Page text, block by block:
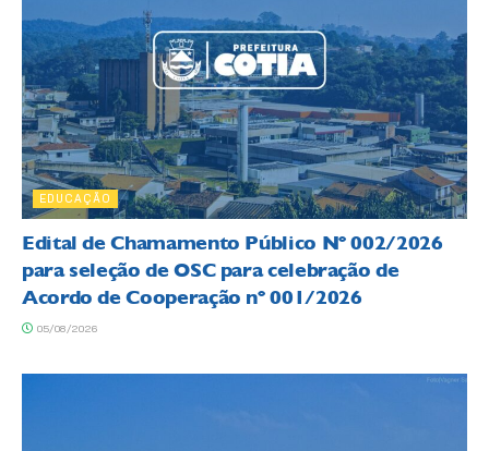
EDUCAÇÃO
Edital de Chamamento Público Nº 002/2026
para seleção de OSC para celebração de
Acordo de Cooperação nº 001/2026
05/08/2026